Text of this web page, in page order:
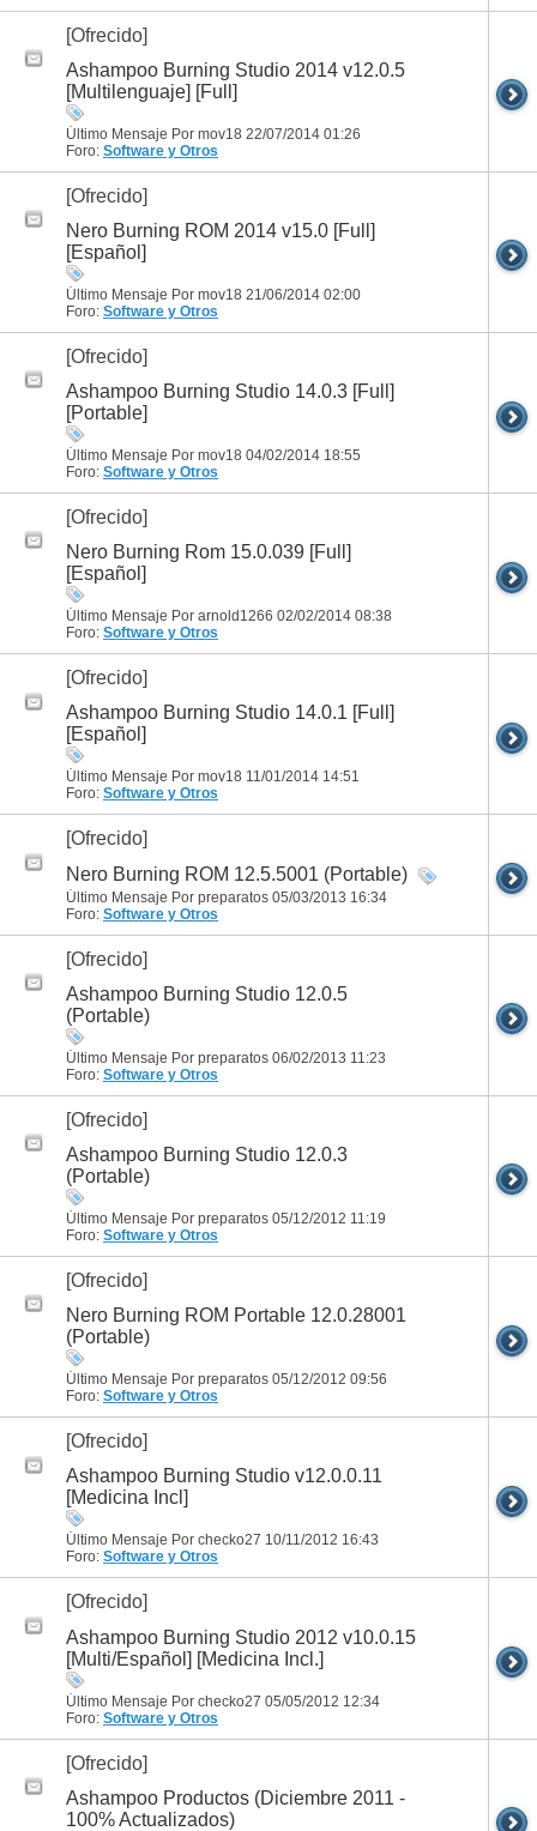
[Ofrecido]
Ashampoo Burning Studio 2014 v12.0.5
[Multilenguaje] [Full]
Último Mensaje Por mov18 22/07/2014 01:26
Foro: Software y Otros
[Ofrecido]
Nero Burning ROM 2014 v15.0 [Full]
[Español]
Último Mensaje Por mov18 21/06/2014 02:00
Foro: Software y Otros
[Ofrecido]
Ashampoo Burning Studio 14.0.3 [Full]
[Portable]
Último Mensaje Por mov18 04/02/2014 18:55
Foro: Software y Otros
[Ofrecido]
Nero Burning Rom 15.0.039 [Full]
[Español]
Último Mensaje Por arnold1266 02/02/2014 08:38
Foro: Software y Otros
[Ofrecido]
Ashampoo Burning Studio 14.0.1 [Full]
[Español]
Último Mensaje Por mov18 11/01/2014 14:51
Foro: Software y Otros
[Ofrecido]
Nero Burning ROM 12.5.5001 (Portable)
Último Mensaje Por preparatos 05/03/2013 16:34
Foro: Software y Otros
[Ofrecido]
Ashampoo Burning Studio 12.0.5
(Portable)
Último Mensaje Por preparatos 06/02/2013 11:23
Foro: Software y Otros
[Ofrecido]
Ashampoo Burning Studio 12.0.3
(Portable)
Último Mensaje Por preparatos 05/12/2012 11:19
Foro: Software y Otros
[Ofrecido]
Nero Burning ROM Portable 12.0.28001
(Portable)
Último Mensaje Por preparatos 05/12/2012 09:56
Foro: Software y Otros
[Ofrecido]
Ashampoo Burning Studio v12.0.0.11
[Medicina Incl]
Último Mensaje Por checko27 10/11/2012 16:43
Foro: Software y Otros
[Ofrecido]
Ashampoo Burning Studio 2012 v10.0.15
[Multi/Español] [Medicina Incl.]
Último Mensaje Por checko27 05/05/2012 12:34
Foro: Software y Otros
[Ofrecido]
Ashampoo Productos (Diciembre 2011 -
100% Actualizados)